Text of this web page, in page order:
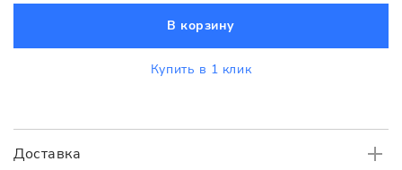
Доставка
В корзину
Купить в 1 клик